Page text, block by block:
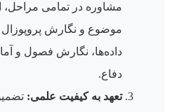
مشاوره در تمامی مراحل،
موضوع و نگارش پروپوزال
داده‌ها، نگارش فصول و
دفاع.
تعهد به کیفیت علمی: